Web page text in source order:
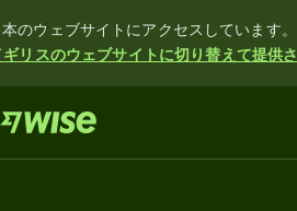
のウェブサイトにアクセスしています。
ギリスのウェブサイトに切り替えて提供